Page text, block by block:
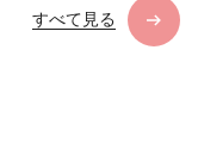
すべて見る